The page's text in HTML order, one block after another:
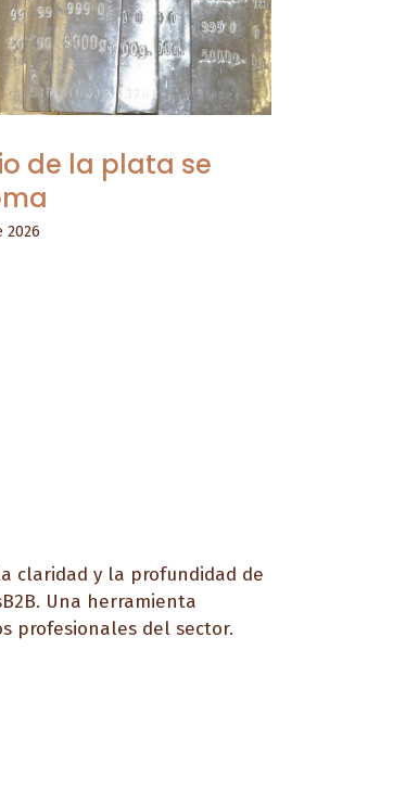
de la plata se
2026
claridad y la profundidad de
Una herramienta
profesionales del sector.